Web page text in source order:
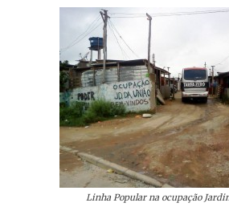
Linha Popular na ocupação